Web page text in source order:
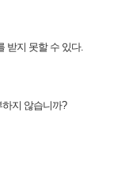
받지 못할 수 있다.
지 않습니까?